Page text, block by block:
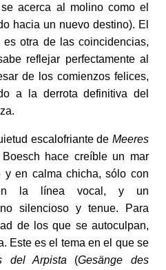
acerca al molino como el
hacia un nuevo destino). El
otra de las coincidencias,
reflejar perfectamente al
de los comienzos felices,
a la derrota definitiva del
escalofriante de Meeres
hace creíble un mar
y en calma chicha, sólo con
en la línea vocal, y un
silencioso y tenue. Para
de los que se autoculpan,
Este es el tema en el que se
del Arpista (Gesänge des